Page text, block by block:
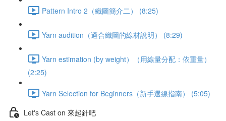
Pattern Intro 2（織圖簡介二） (8:25)
Yarn audition（適合織圖的線材說明） (8:29)
Yarn estimation (by weight）（用線量分配：依重量）
(2:25)
Yarn Selection for Beginners（新手選線指南） (5:05)
Let's Cast on 來起針吧